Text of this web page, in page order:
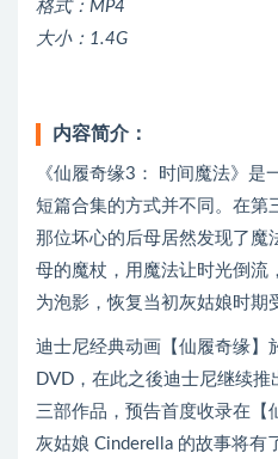
格式：MP4
大小：1.4G
内容简介：
《仙履奇缘3： 时间魔法》是
短篇合集的方式并不同。在第
那位坏心的后母居然发现了魔
母的魔杖，用魔法让时光倒流
为泡影，恢复当初灰姑娘时期
迪士尼经典动画【仙履奇缘】
DVD，在此之後迪士尼继续
三部作品，预告首度收录在【
灰姑娘 Cinderella 的故事将有